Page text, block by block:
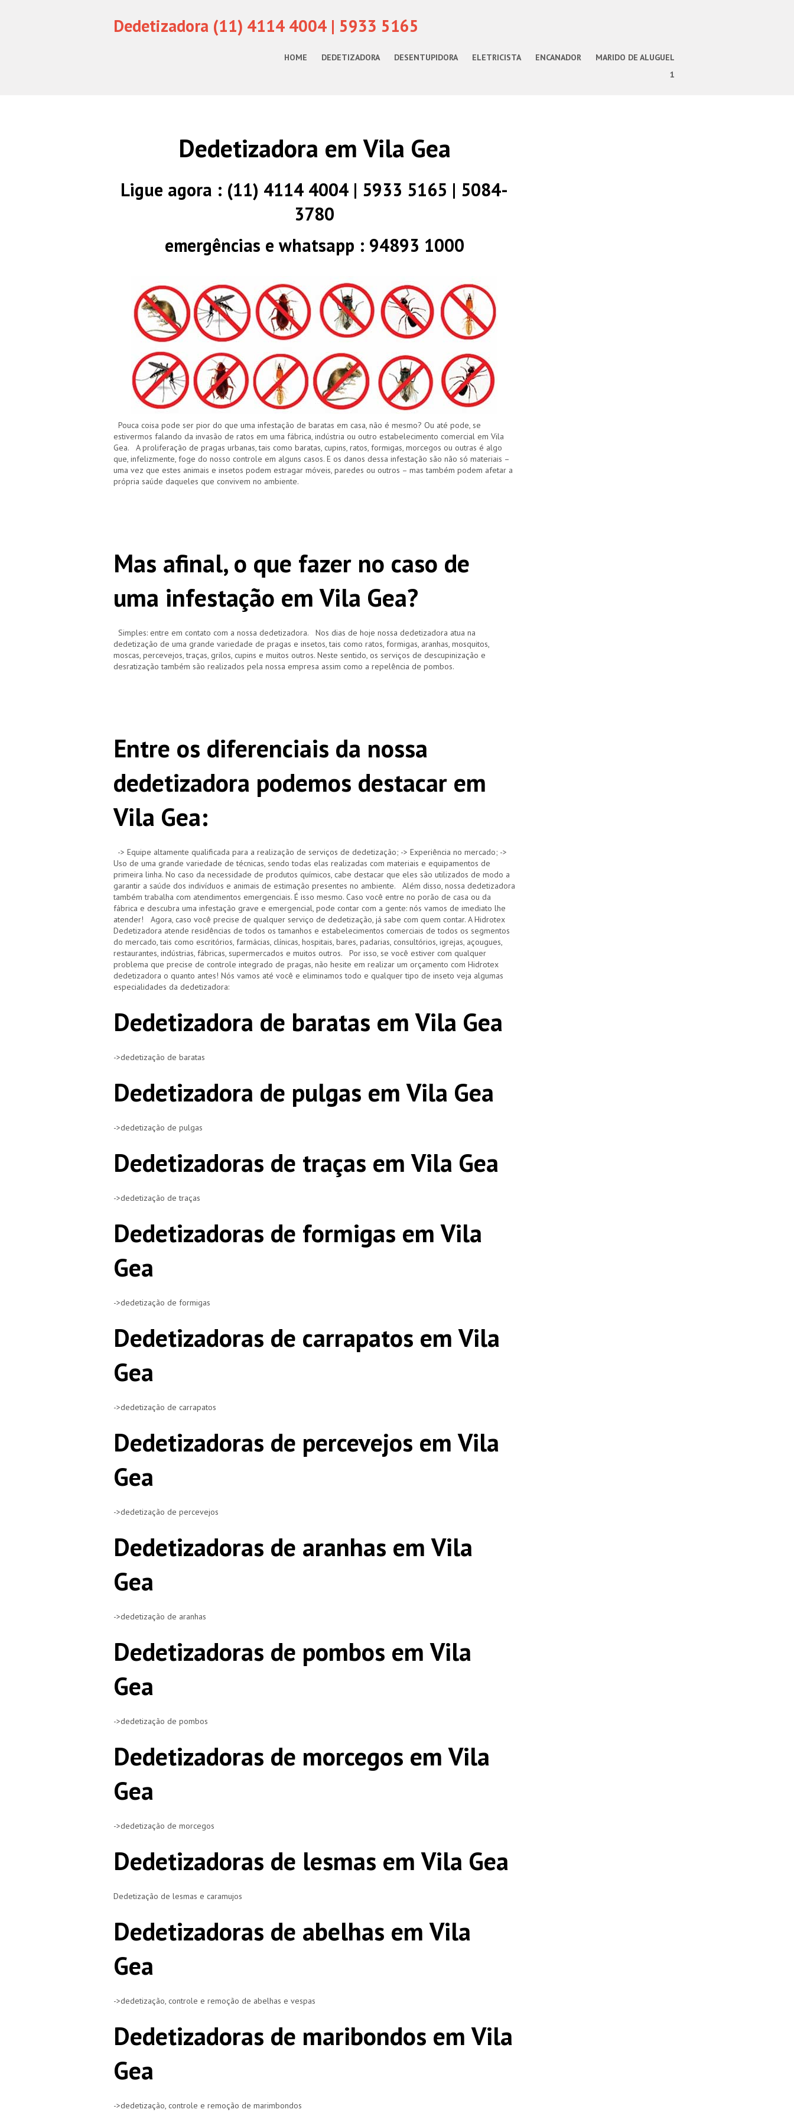
Dedetizadora (11) 4114 4004 | 5933 5165
HOME DEDETIZADORA DESENTUPIDORA ELETRICISTA ENCANADOR
MARIDO DE ALUGUEL
1
Dedetizadora em Vila Gea
Ligue agora : (11) 4114 4004 | 5933 5165 | 5084-
3780
emergências e whatsapp : 94893 1000
Pouca coisa pode ser pior do que uma infestação de baratas em casa, não é mesmo? Ou até pode, se
estivermos falando da invasão de ratos em uma fábrica, indústria ou outro estabelecimento comercial em Vila
Gea. A proliferação de pragas urbanas, tais como baratas, cupins, ratos, formigas, morcegos ou outras é algo
que, infelizmente, foge do nosso controle em alguns casos. E os danos dessa infestação são não só materiais –
uma vez que estes animais e insetos podem estragar móveis, paredes ou outros – mas também podem afetar a
própria saúde daqueles que convivem no ambiente.
Mas afinal, o que fazer no caso de
uma infestação em Vila Gea?
Simples: entre em contato com a nossa dedetizadora. Nos dias de hoje nossa dedetizadora atua na
dedetização de uma grande variedade de pragas e insetos, tais como ratos, formigas, aranhas, mosquitos,
moscas, percevejos, traças, grilos, cupins e muitos outros. Neste sentido, os serviços de descupinização e
desratização também são realizados pela nossa empresa assim como a repelência de pombos.
Entre os diferenciais da nossa
dedetizadora podemos destacar em
Vila Gea:
-> Equipe altamente qualificada para a realização de serviços de dedetização; -> Experiência no mercado; ->
Uso de uma grande variedade de técnicas, sendo todas elas realizadas com materiais e equipamentos de
primeira linha. No caso da necessidade de produtos químicos, cabe destacar que eles são utilizados de modo a
garantir a saúde dos indivíduos e animais de estimação presentes no ambiente. Além disso, nossa dedetizadora
também trabalha com atendimentos emergenciais. É isso mesmo. Caso você entre no porão de casa ou da
fábrica e descubra uma infestação grave e emergencial, pode contar com a gente: nós vamos de imediato lhe
atender! Agora, caso você precise de qualquer serviço de dedetização, já sabe com quem contar. A Hidrotex
Dedetizadora atende residências de todos os tamanhos e estabelecimentos comerciais de todos os segmentos
do mercado, tais como escritórios, farmácias, clínicas, hospitais, bares, padarias, consultórios, igrejas, açougues,
restaurantes, indústrias, fábricas, supermercados e muitos outros. Por isso, se você estiver com qualquer
problema que precise de controle integrado de pragas, não hesite em realizar um orçamento com Hidrotex
dedetizadora o quanto antes! Nós vamos até você e eliminamos todo e qualquer tipo de inseto veja algumas
especialidades da dedetizadora:
Dedetizadora de baratas em Vila Gea
->dedetização de baratas
Dedetizadora de pulgas em Vila Gea
->dedetização de pulgas
Dedetizadoras de traças em Vila Gea
->dedetização de traças
Dedetizadoras de formigas em Vila
Gea
->dedetização de formigas
Dedetizadoras de carrapatos em Vila
Gea
->dedetização de carrapatos
Dedetizadoras de percevejos em Vila
Gea
->dedetização de percevejos
Dedetizadoras de aranhas em Vila
Gea
->dedetização de aranhas
Dedetizadoras de pombos em Vila
Gea
->dedetização de pombos
Dedetizadoras de morcegos em Vila
Gea
->dedetização de morcegos
Dedetizadoras de lesmas em Vila Gea
Dedetização de lesmas e caramujos
Dedetizadoras de abelhas em Vila
Gea
->dedetização, controle e remoção de abelhas e vespas
Dedetizadoras de maribondos em Vila
Gea
->dedetização, controle e remoção de marimbondos